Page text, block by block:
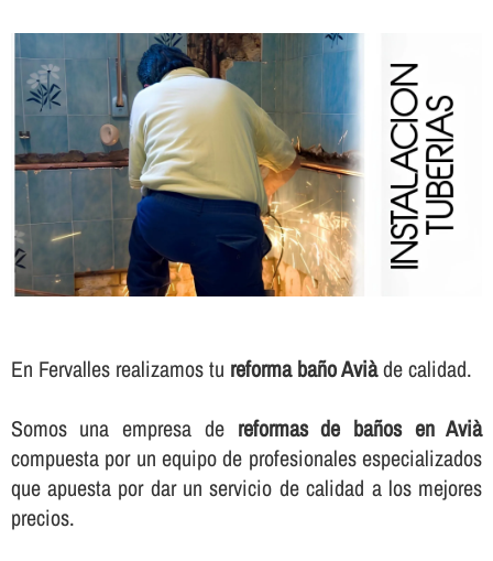
En Fervalles realizamos tu reforma baño Aviàde calidad.
Somos una empresa de reformas de baños en Avià
compuesta por un equipo de profesionales especializados
que apuesta por dar un servicio de calidad a los mejores
precios.